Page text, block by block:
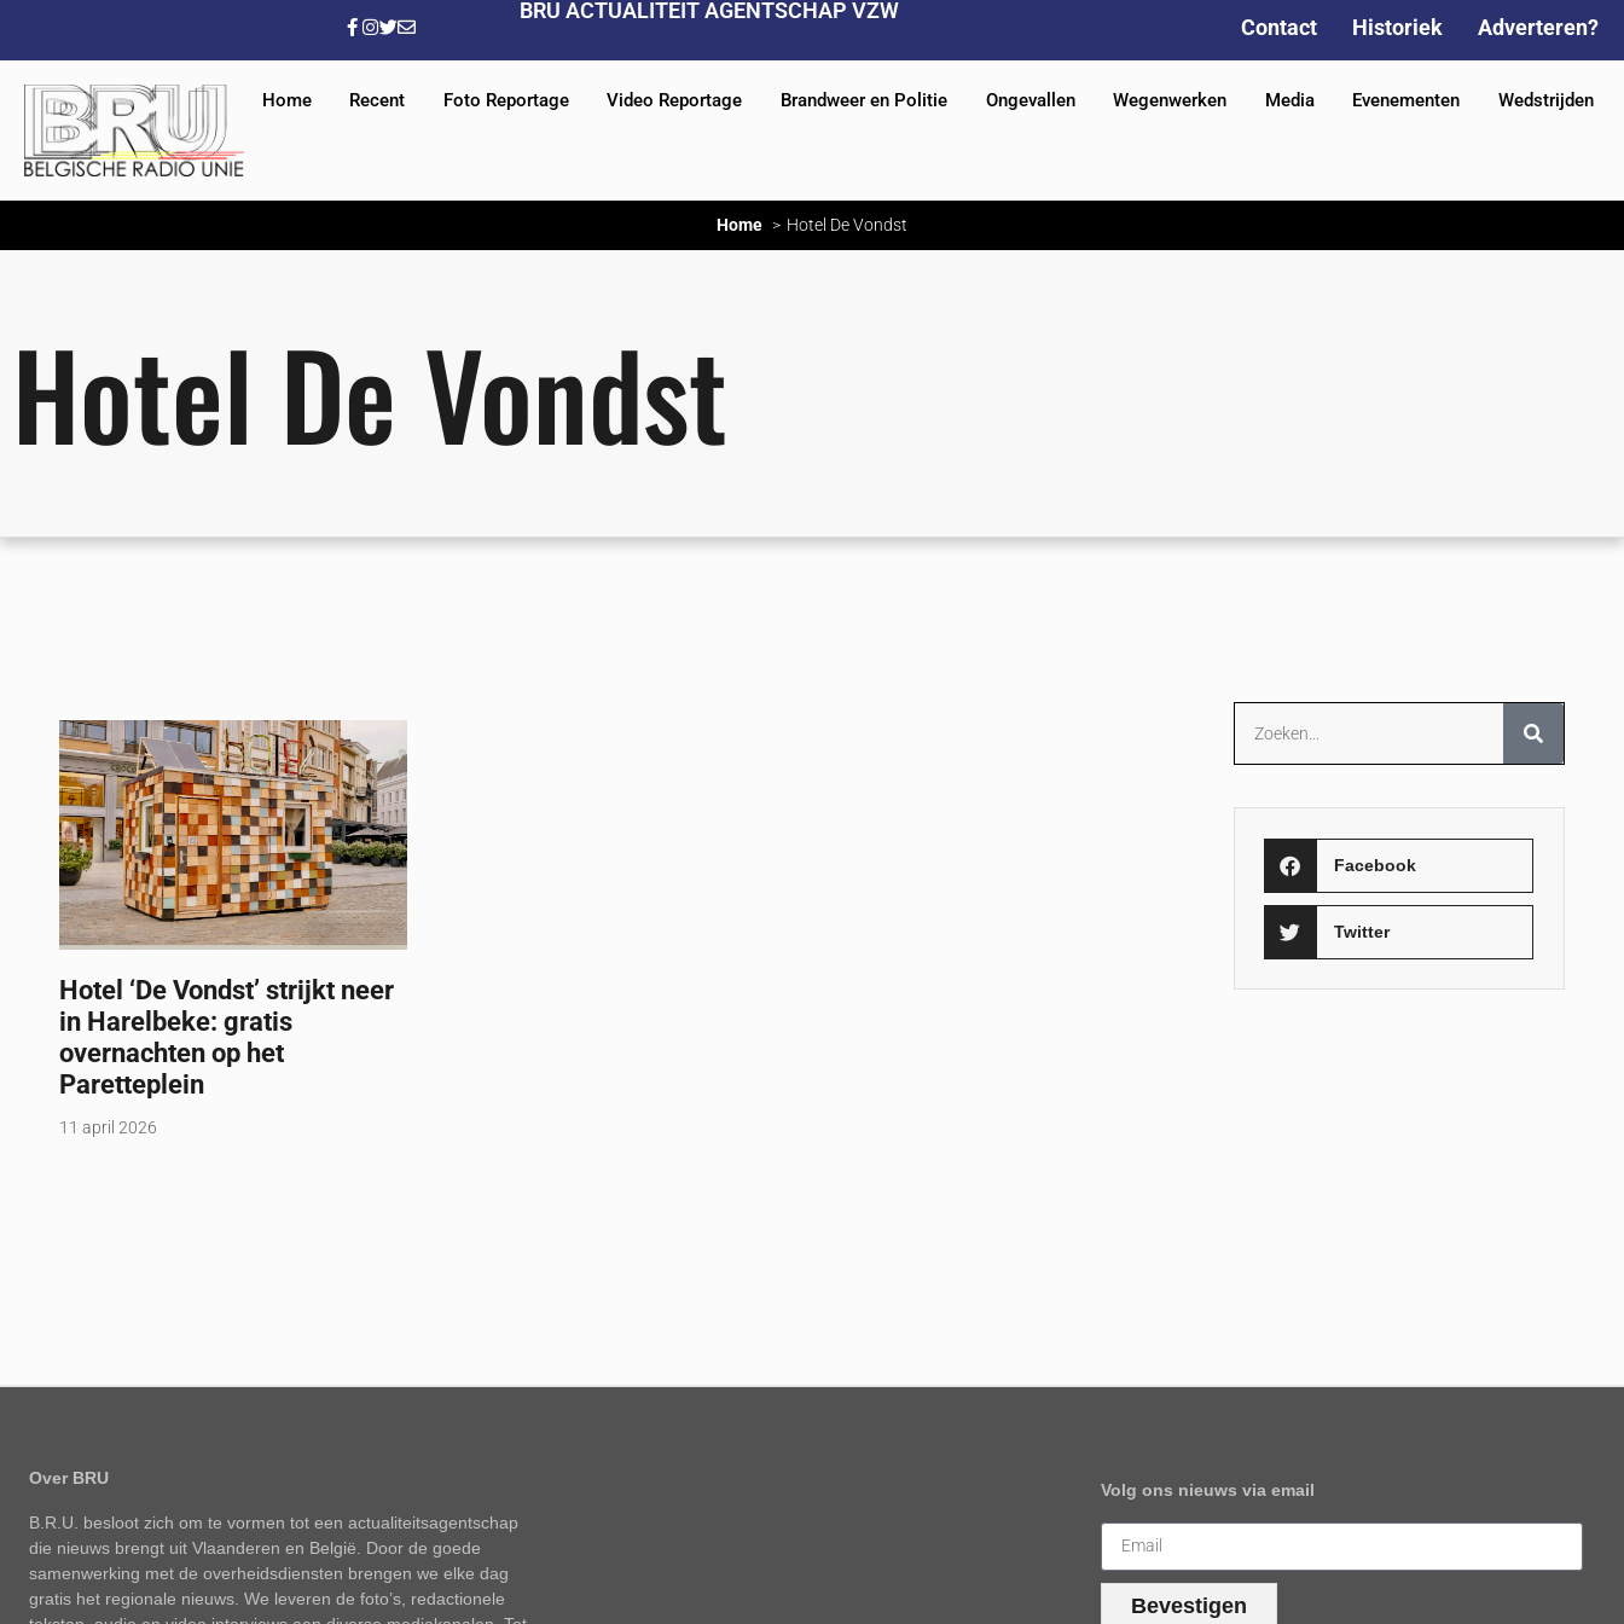
BRU ACTUALITEIT AGENTSCHAP VZW
Contact Historiek Adverteren?
Home Recent Foto Reportage Video Reportage Brandweer en Politie Ongevallen Wegenwerken Media Evenementen Wedstrijden
Home Hotel De Vondst
Hotel De Vondst
Hotel ‘De Vondst’ strijkt neer
in Harelbeke: gratis
overnachten op het
Paretteplein
11 april 2026
Facebook
Twitter
Over BRU
B.R.U. besloot zich om te vormen tot een actualiteitsagentschap
die nieuws brengt uit Vlaanderen en België. Door de goede
samenwerking met de overheidsdiensten brengen we elke dag
gratis het regionale nieuws. We leveren de foto’s, redactionele
Volg ons nieuws via email
Bevestigen